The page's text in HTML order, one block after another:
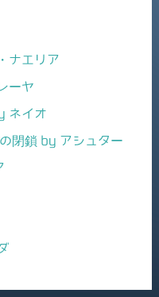
ナエリア
ーヤ
ネイオ
閉鎖 by アシュター